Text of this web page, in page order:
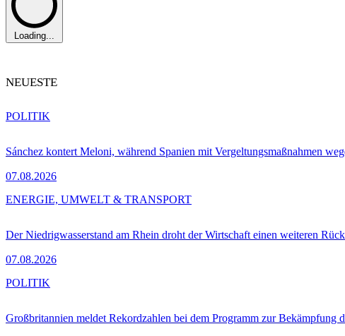
Loading...
NEUESTE
Sánchez kontert Meloni, während Spanien mit Vergeltungsmaßnahmen
07.08.2026
POLITIK
Der Niedrigwasserstand am Rhein droht der Wirtschaft einen weiteren
07.08.2026
ENERGIE, UMWELT & TRANSPORT
Großbritannien meldet Rekordzahlen bei dem Programm zur Bekämpfung
POLITIK